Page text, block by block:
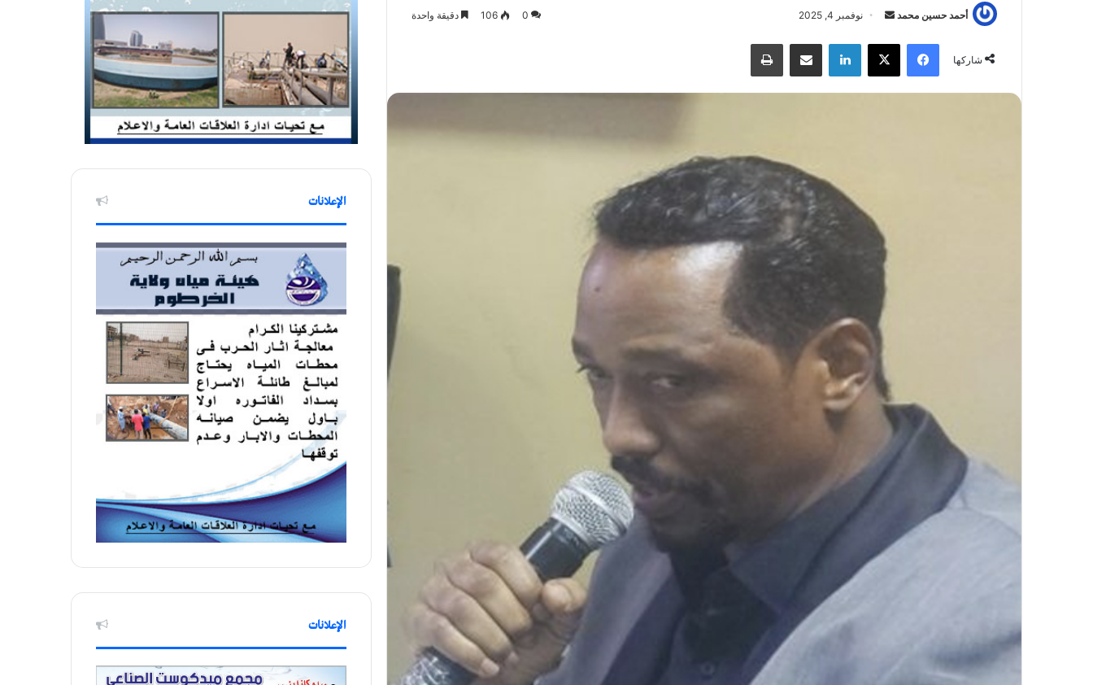
أحمد حسين محمد
س
ب
ك
ت
ر
ن
نوفمبر 4, 2025 0
106 دقيقة واحدة
شاركها
فيسبوك لينكدإن
الإعلانات
الإعلانات